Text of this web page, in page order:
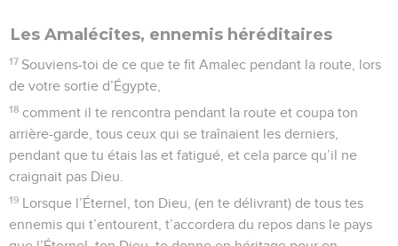
Seuls les Évangiles sont disponibles en vidéo pour le moment.
Les pierres dressées sur le mont Garizim
1
Moïse, ainsi que les anciens d’Israël, donna cet ordre au
prescris aujourd’hui.
Le jour où vous aurez passé le Jourdain, (pour entrer) dans